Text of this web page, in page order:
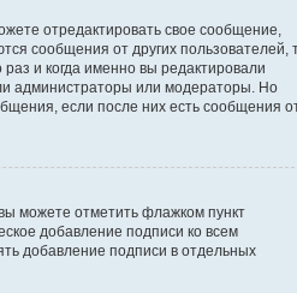
отредактировать свое сообщение,
сообщения от других пользователей,
и когда именно вы редактировали
администраторы или модераторы. Но
если после них есть сообщения
можете отметить флажком пункт
добавление подписи ко всем
добавление подписи в отдельных